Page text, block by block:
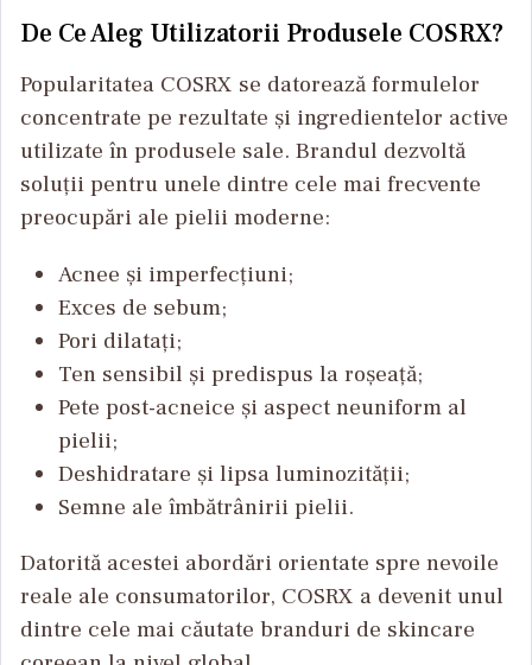
De Ce Aleg Utilizatorii Produsele COSRX?
Popularitatea COSRX se datorează formulelor
concentrate pe rezultate și ingredientelor active
utilizate în produsele sale. Brandul dezvoltă
soluții pentru unele dintre cele mai frecvente
preocupări ale pielii moderne:
Acnee și imperfecțiuni;
Exces de sebum;
Pori dilatați;
Ten sensibil și predispus la roșeață;
Pete post-acneice și aspect neuniform al
pielii;
Deshidratare și lipsa luminozității;
Semne ale îmbătrânirii pielii.
Datorită acestei abordări orientate spre nevoile
reale ale consumatorilor, COSRX a devenit unul
dintre cele mai căutate branduri de skincare